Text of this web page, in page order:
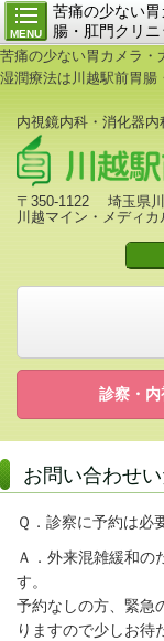
MENU
苦痛の少ない
腸・肛門クリニ
苦痛の少ない胃カメラ・
湿潤療法は川越駅前胃腸
内視鏡内科・消化器内
〒350-1122 埼玉県川
川越マイン・メディ
診察・
お問い合わせ
Ｑ．診察に予約は必
Ａ．外来混雑緩和の
す。
予約なしの方、緊急
りますので少しお待